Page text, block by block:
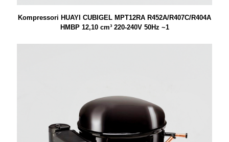
Kompressori HUAYI CUBIGEL MPT12RA R452A/R407C/R404A
HMBP 12,10 cm³ 220-240V 50Hz ~1